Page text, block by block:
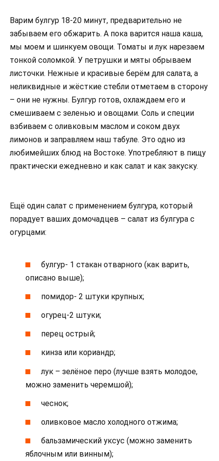
Варим булгур 18-20 минут, предварительно не
забываем его обжарить. А пока варится наша каша,
мы моем и шинкуем овощи. Томаты и лук нарезаем
тонкой соломкой. У петрушки и мяты обрываем
листочки. Нежные и красивые берём для салата, а
неликвидные и жёсткие стебли отметаем в сторону
– они не нужны. Булгур готов, охлаждаем его и
смешиваем с зеленью и овощами. Соль и специи
взбиваем с оливковым маслом и соком двух
лимонов и заправляем наш табуле. Это одно из
любимейших блюд на Востоке. Употребляют в пищу
практически ежедневно и как салат и как закуску.
Ещё один салат с применением булгура, который
порадует ваших домочадцев – салат из булгура с
огурцами:
булгур- 1 стакан отварного (как варить,
описано выше);
помидор- 2 штуки крупных;
огурец-2 штуки;
перец острый;
кинза или кориандр;
лук – зелёное перо (лучше взять молодое,
можно заменить черемшой);
чеснок;
оливковое масло холодного отжима;
бальзамический уксус (можно заменить
яблочным или винным);